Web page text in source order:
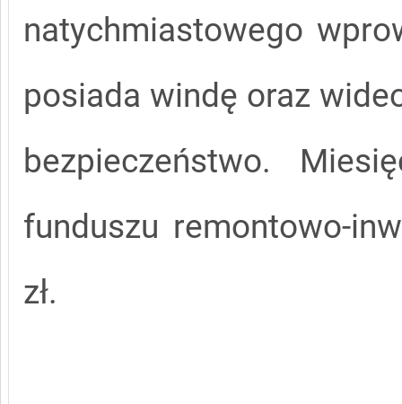
natychmiastowego
posiada windę oraz
bezpieczeństwo.
funduszu remontowo-
zł.